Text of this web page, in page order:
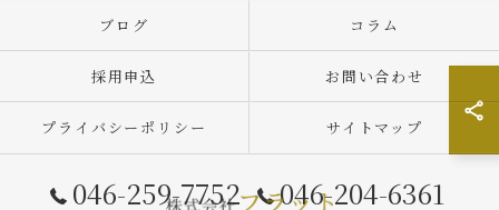
046-259-7752 046-204-6361
ブログ コラム
採用申込 お問い合わせ
プライバシーポリシー サイトマップ